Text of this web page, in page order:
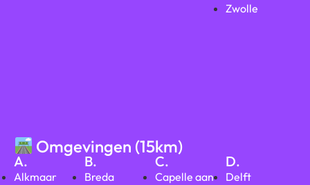
Zwolle
Omgevingen (15km)
A.
Alkmaar
B.
Breda
C.
Capelle aan
D.
Delft